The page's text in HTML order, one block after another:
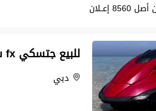
للبيع جتسكي fx سوبر تشارج موديل 2012
دبي